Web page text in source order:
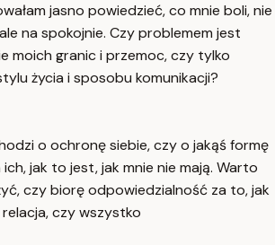
jasno powiedzieć, co mnie boli, nie
na spokojnie. Czy problemem jest
moich granic i przemoc, czy tylko
życia i sposobu komunikacji?
o ochronę siebie, czy o jakąś formę
jak to jest, jak mnie nie mają. Warto
czy biorę odpowiedzialność za to, jak
czy wszystko